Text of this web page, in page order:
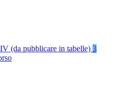
(da pubblicare in tabelle) 3